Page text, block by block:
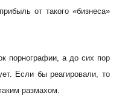
от такого «бизнеса»
порнографии, а до сих пор
Если бы реагировали, то
размахом.